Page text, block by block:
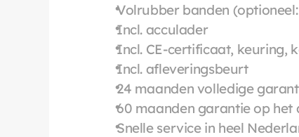
Volrubber banden
Incl. acculader
Incl. CE-certificaat, keuring,
Incl. afleveringsbeurt
24 maanden volledige
60 maanden garantie op het
Snelle service in heel